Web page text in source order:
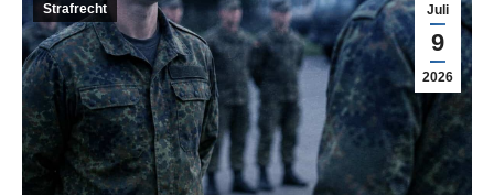
Juli
9
2026
Strafrecht